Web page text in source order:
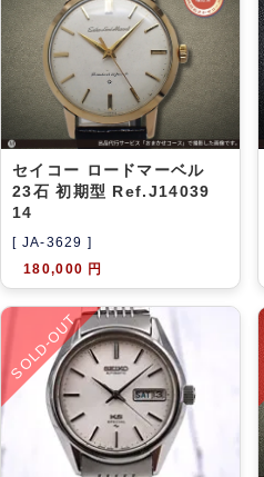
セイコー ロードマーベル
23石 初期型 Ref.J14039
14
[ JA-3629 ]
180,000 円
SOLD-OUT